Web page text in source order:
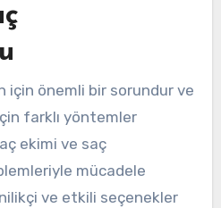
için önemli bir sorundur ve
farklı yöntemler
ekimi ve saç
mücadele
ve etkili seçenekler